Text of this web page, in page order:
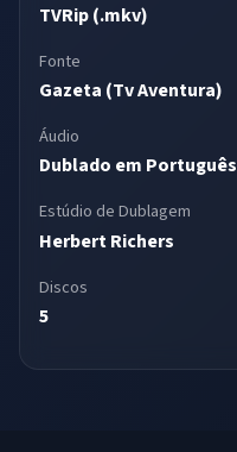
TVRip (.mkv)
Fonte
Gazeta (Tv Aventura)
Áudio
Dublado em Português
Estúdio de Dublagem
Herbert Richers
Discos
5